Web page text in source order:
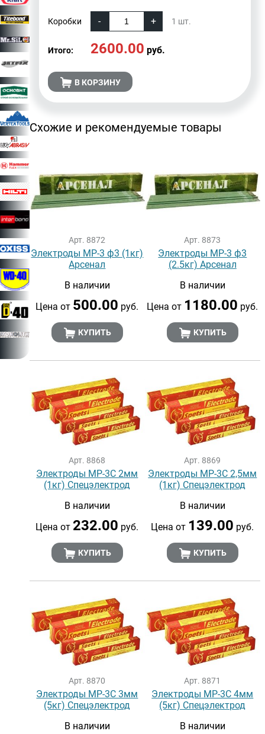
Коробки 1 шт.
Итого: 2600.00 руб.
В КОРЗИНУ
Схожие и рекомендуемые товары
Арт. 8872
Электроды МР-3 ф3 (1кг)
Арсенал
В наличии
Цена от 500.00 руб.
КУПИТЬ
Арт. 8873
Электроды МР-3 ф3
(2.5кг) Арсенал
В наличии
Цена от 1180.00 руб.
КУПИТЬ
Арт. 8868
Электроды МР-3С 2мм
(1кг) Спецэлектрод
В наличии
Цена от 232.00 руб.
КУПИТЬ
Арт. 8869
Электроды МР-3С 2,5мм
(1кг) Спецэлектрод
В наличии
Цена от 139.00 руб.
КУПИТЬ
Арт. 8870
Электроды МР-3С 3мм
(5кг) Спецэлектрод
В наличии
Арт. 8871
Электроды МР-3С 4мм
(5кг) Спецэлектрод
В наличии